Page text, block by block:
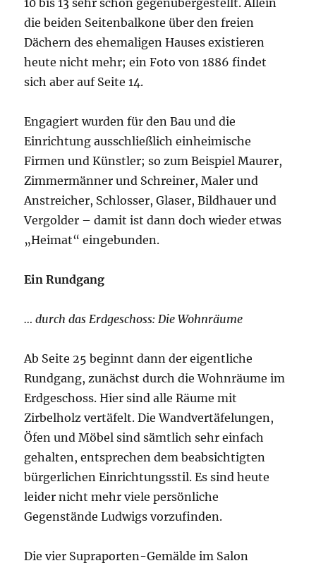
10 bis 13 sehr schön gegenübergestellt. Allein
die beiden Seitenbalkone über den freien
Dächern des ehemaligen Hauses existieren
heute nicht mehr; ein Foto von 1886 findet
sich aber auf Seite 14.
Engagiert wurden für den Bau und die
Einrichtung ausschließlich einheimische
Firmen und Künstler; so zum Beispiel Maurer,
Zimmermänner und Schreiner, Maler und
Anstreicher, Schlosser, Glaser, Bildhauer und
Vergolder – damit ist dann doch wieder etwas
„Heimat“ eingebunden.
Ein Rundgang
… durch das Erdgeschoss: Die Wohnräume
Ab Seite 25 beginnt dann der eigentliche
Rundgang, zunächst durch die Wohnräume im
Erdgeschoss. Hier sind alle Räume mit
Zirbelholz vertäfelt. Die Wandvertäfelungen,
Öfen und Möbel sind sämtlich sehr einfach
gehalten, entsprechen dem beabsichtigten
bürgerlichen Einrichtungsstil. Es sind heute
leider nicht mehr viele persönliche
Gegenstände Ludwigs vorzufinden.
Die vier Supraporten-Gemälde im Salon